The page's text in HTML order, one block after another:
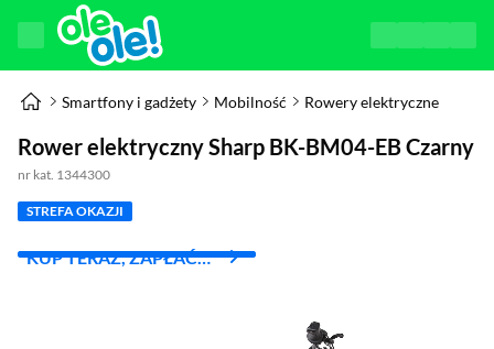
Smartfony i gadżety Mobilność Rowery elektryczne
Rower elektryczny Sharp BK-BM04-EB Czarny
nr kat. 1344300
STREFA OKAZJI
KUP TERAZ, ZAPŁAĆ